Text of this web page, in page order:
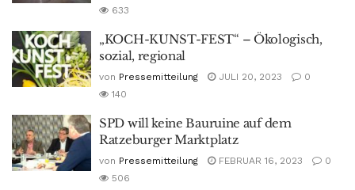
633
„KOCH-KUNST-FEST“ – Ökologisch,
sozial, regional
von Pressemitteilung JULI 20, 2023
0
140
SPD will keine Bauruine auf dem
Ratzeburger Marktplatz
von Pressemitteilung FEBRUAR 16, 2023
0
506